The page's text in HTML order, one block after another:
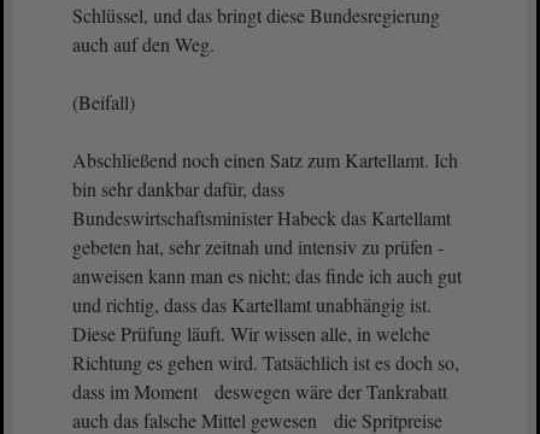
Schlüssel, und das bringt diese Bundesregierung
auch auf den Weg.
(Beifall)
Abschließend noch einen Satz zum Kartellamt. Ich
bin sehr dankbar dafür, dass
Bundeswirtschaftsminister Habeck das Kartellamt
gebeten hat, sehr zeitnah und intensiv zu prüfen -
anweisen kann man es nicht; das finde ich auch gut
und richtig, dass das Kartellamt unabhängig ist.
Diese Prüfung läuft. Wir wissen alle, in welche
Richtung es gehen wird. Tatsächlich ist es doch so,
dass im Moment deswegen wäre der Tankrabatt
auch das falsche Mittel gewesen die Spritpreise